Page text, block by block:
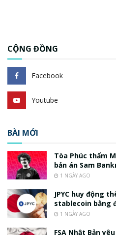
CỘNG ĐỒNG
Facebook
Youtube
BÀI MỚI
Tòa Phúc thẩm
bản án Sam
1 NGÀY AGO
JPYC huy động
stablecoin bằng
1 NGÀY AGO
FSA Nhật Bản